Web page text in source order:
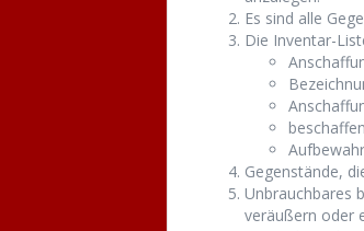
Es sind alle
Die Inventar-
Gegenstände,
Unbrauchbares
veräußern oder